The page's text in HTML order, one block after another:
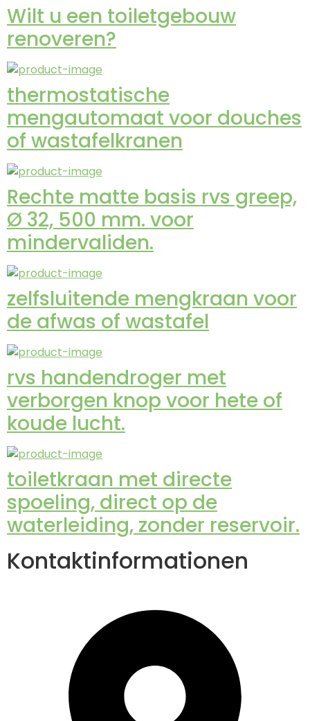
Wilt u een toiletgebouw
renoveren?
thermostatische
mengautomaat voor douches
of wastafelkranen
Rechte matte basis rvs greep,
Ø 32, 500 mm. voor
mindervaliden.
zelfsluitende mengkraan voor
de afwas of wastafel
rvs handendroger met
verborgen knop voor hete of
koude lucht.
toiletkraan met directe
spoeling, direct op de
waterleiding, zonder reservoir.
Kontaktinformationen